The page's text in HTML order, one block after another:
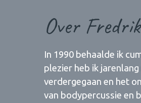
Over
In 1990 behaalde ik
plezier heb ik
verdergegaan en het
van bodypercussie en